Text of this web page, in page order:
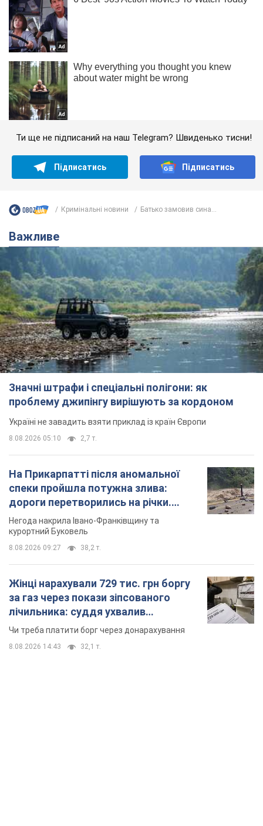
Ти ще не підписаний на наш Telegram? Швиденько тисни!
Підписатись Підписатись
Кримінальні новини Батько замовив сина...
Важливе
Значні штрафи і спеціальні полігони: як
проблему джипінгу вирішують за кордоном
Україні не завадить взяти приклад із країн Європи
8.08.2026 05:10 2,7 т.
На Прикарпатті після аномальної
спеки пройшла потужна злива:
дороги перетворились на річки.
Відео
Негода накрила Івано-Франківщину та
курортний Буковель
8.08.2026 09:27 38,2 т.
Жінці нарахували 729 тис. грн боргу
за газ через покази зіпсованого
лічильника: суддя ухвалив
неочікуване рішення
Чи треба платити борг через донарахування
8.08.2026 14:43 32,1 т.